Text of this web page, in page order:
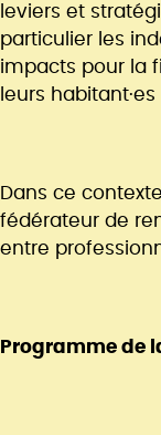
leviers et
particulier les
impacts pour la
leurs habitant·es
Dans ce
fédérateur de
entre
Programme de